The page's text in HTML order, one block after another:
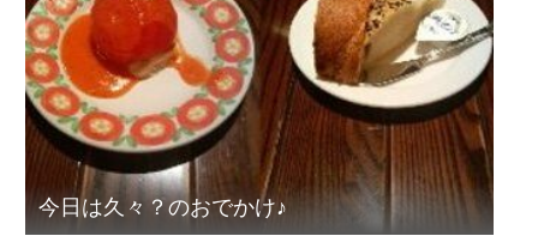
今日は久々？のおでかけ♪